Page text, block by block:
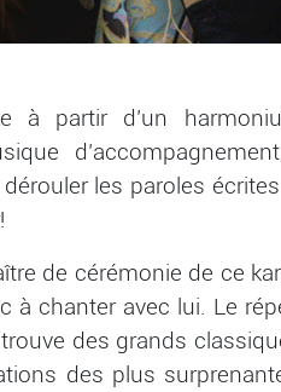
à partir d’un
les paroles
de cérémonie de ce
à chanter avec lui. Le
des grands
des plus